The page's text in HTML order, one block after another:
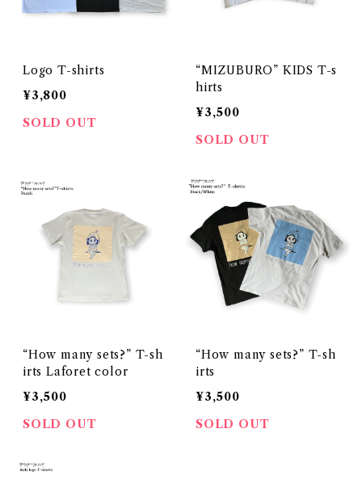
Logo T-shirts
¥3,800
SOLD OUT
“MIZUBURO” KIDS T-s
hirts
¥3,500
SOLD OUT
“How many sets?” T-sh
irts Laforet color
¥3,500
SOLD OUT
“How many sets?” T-sh
irts
¥3,500
SOLD OUT